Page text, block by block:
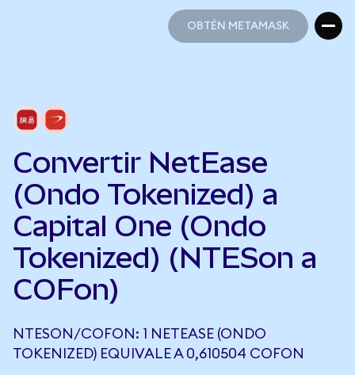
OBTÉN METAMASK
Convertir NetEase
(Ondo Tokenized) a
Capital One (Ondo
Tokenized) (NTESon a
COFon)
NTESON/COFON: 1 NETEASE (ONDO
TOKENIZED) EQUIVALE A 0,610504 COFON